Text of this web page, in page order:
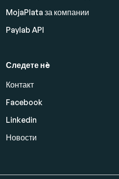
MojaPlata за компании
Paylab API
Следете нè
Контакт
Facebook
Linkedin
Новости